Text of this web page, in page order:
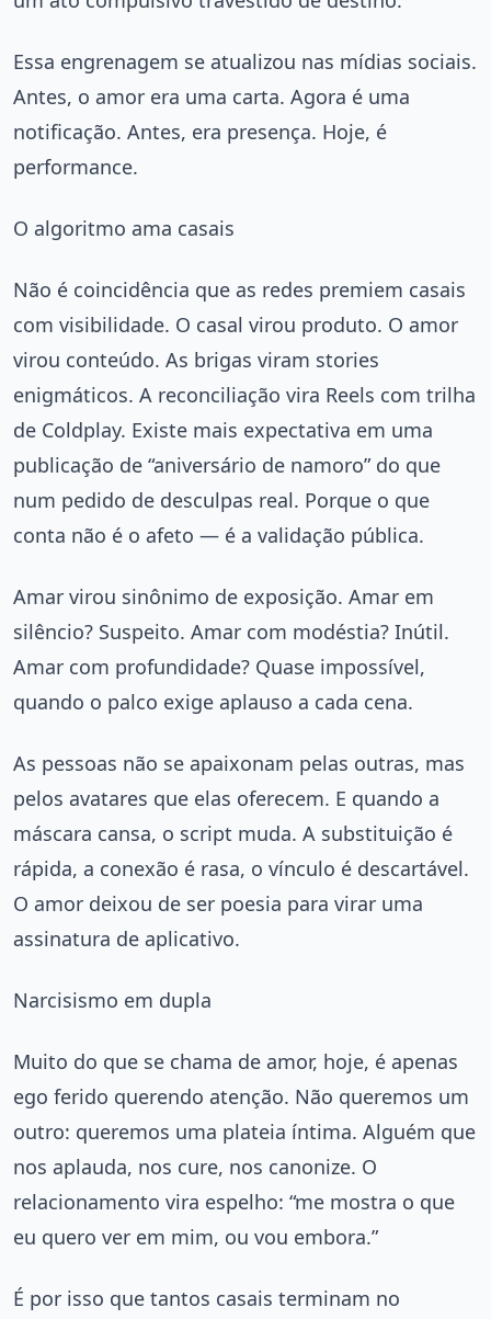
Essa engrenagem se atualizou nas mídias sociais.
Antes, o amor era uma carta. Agora é uma
notificação. Antes, era presença. Hoje, é
performance.
O algoritmo ama casais
Não é coincidência que as redes premiem casais
com visibilidade. O casal virou produto. O amor
virou conteúdo. As brigas viram stories
enigmáticos. A reconciliação vira Reels com trilha
de Coldplay. Existe mais expectativa em uma
publicação de “aniversário de namoro” do que
num pedido de desculpas real. Porque o que
conta não é o afeto — é a validação pública.
Amar virou sinônimo de exposição. Amar em
silêncio? Suspeito. Amar com modéstia? Inútil.
Amar com profundidade? Quase impossível,
quando o palco exige aplauso a cada cena.
As pessoas não se apaixonam pelas outras, mas
pelos avatares que elas oferecem. E quando a
máscara cansa, o script muda. A substituição é
rápida, a conexão é rasa, o vínculo é descartável.
O amor deixou de ser poesia para virar uma
assinatura de aplicativo.
Narcisismo em dupla
Muito do que se chama de amor, hoje, é apenas
ego ferido querendo atenção. Não queremos um
outro: queremos uma plateia íntima. Alguém que
nos aplauda, nos cure, nos canonize. O
relacionamento vira espelho: “me mostra o que
eu quero ver em mim, ou vou embora.”
É por isso que tantos casais terminam no